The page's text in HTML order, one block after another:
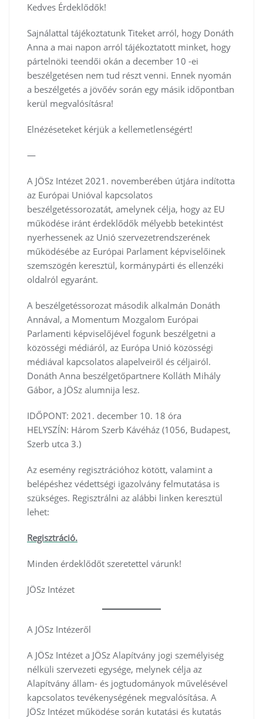
Kedves Érdeklődők!
Sajnálattal tájékoztatunk Titeket arról, hogy Donáth
Anna a mai napon arról tájékoztatott minket, hogy
pártelnöki teendői okán a december 10 -ei
beszélgetésen nem tud részt venni. Ennek nyomán
a beszélgetés a jövőév során egy másik időpontban
kerül megvalósításra!
Elnézéseteket kérjük a kellemetlenségért!
—
A JÖSz Intézet 2021. novemberében útjára indította
az Európai Unióval kapcsolatos
beszélgetéssorozatát, amelynek célja, hogy az EU
működése iránt érdeklődők mélyebb betekintést
nyerhessenek az Unió szervezetrendszerének
működésébe az Európai Parlament képviselőinek
szemszögén keresztül, kormánypárti és ellenzéki
oldalról egyaránt.
A beszélgetéssorozat második alkalmán Donáth
Annával, a Momentum Mozgalom Európai
Parlamenti képviselőjével fogunk beszélgetni a
közösségi médiáról, az Európa Unió közösségi
médiával kapcsolatos alapelveiről és céljairól.
Donáth Anna beszélgetőpartnere Kolláth Mihály
Gábor, a JÖSz alumnija lesz.
IDŐPONT: 2021. december 10. 18 óra
HELYSZÍN: Három Szerb Kávéház (1056, Budapest,
Szerb utca 3.)
Az esemény regisztrációhoz kötött, valamint a
belépéshez védettségi igazolvány felmutatása is
szükséges. Regisztrálni az alábbi linken keresztül
lehet:
Regisztráció.
Minden érdeklődőt szeretettel várunk!
JÖSz Intézet
A JÖSz Intézeről
A JÖSz Intézet a JÖSz Alapítvány jogi személyiség
nélküli szervezeti egysége, melynek célja az
Alapítvány állam- és jogtudományok művelésével
kapcsolatos tevékenységének megvalósítása. A
JÖSz Intézet működése során kutatási és kutatás